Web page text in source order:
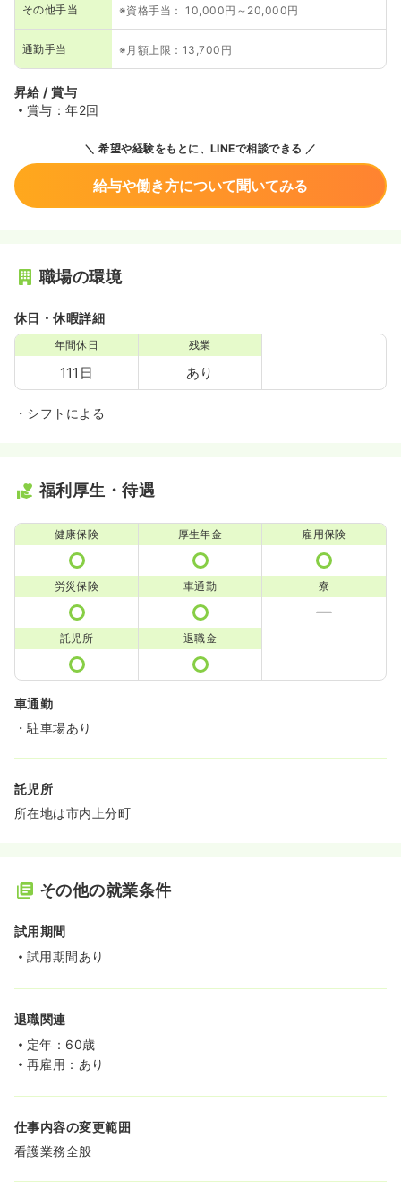
その他手当 ※資格手当： 10,000円～20,000円
通勤手当 ※月額上限：13,700円
昇給 / 賞与
賞与：年2回
希望や経験をもとに、LINEで相談できる
給与や働き方について聞いてみる
職場の環境
休日・休暇詳細
年間休日
111日
残業
あり
・シフトによる
福利厚生・待遇
健康保険 厚生年金 雇用保険
労災保険 車通勤 寮
託児所 退職金
車通勤
・駐車場あり
託児所
所在地は市内上分町
その他の就業条件
試用期間
試用期間あり
退職関連
定年：60歳
再雇用：あり
仕事内容の変更範囲
看護業務全般